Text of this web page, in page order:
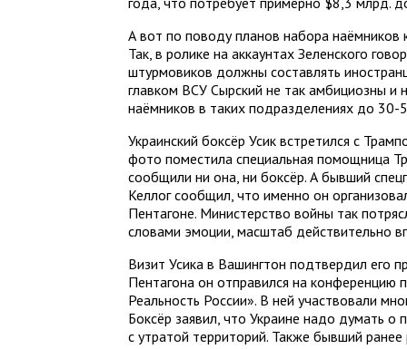
А вот по поводу планов набора наёмников
Так, в ролике на аккаунтах Зеленского
штурмовиков должны составлять
главком ВСУ Сырский не так амбициозны
наёмников в таких подразделениях до
Украинский боксёр Усик встретился с
фото поместила специальная помощница
сообщили ни она, ни боксёр. А бывший
Келлог сообщил, что именно он
Пентагоне. Министерство войны так
словами эмоции, масштаб действительно
Визит Усика в Вашингтон подтвердил его
Пентагона он отправился на конференцию
Реальность России». В ней участвовали
Боксёр заявил, что Украине надо думать о
с утратой территорий. Также бывший